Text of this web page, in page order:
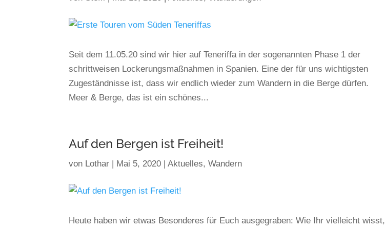
Seit dem 11.05.20 sind wir hier auf Teneriffa in der sogenannten Phase 1 der
schrittweisen Lockerungsmaßnahmen in Spanien. Eine der für uns wichtigsten
Zugeständnisse ist, dass wir endlich wieder zum Wandern in die Berge dürfen.
Meer & Berge, das ist ein schönes...
Auf den Bergen ist Freiheit!
von Lothar | Mai 5, 2020 |Aktuelles,Wandern
Heute haben wir etwas Besonderes für Euch ausgegraben: Wie Ihr vielleicht wisst,